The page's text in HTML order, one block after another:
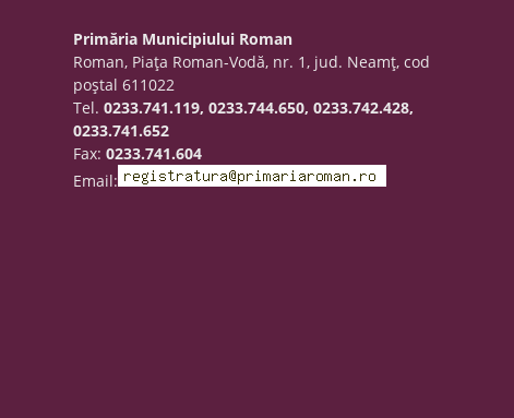
Primăria Municipiului Roman
Roman, Piaţa Roman-Vodă, nr. 1, jud. Neamţ, cod
poştal 611022
Tel.0233.741.119, 0233.744.650, 0233.742.428,
0233.741.652
Fax:0233.741.604
Email: